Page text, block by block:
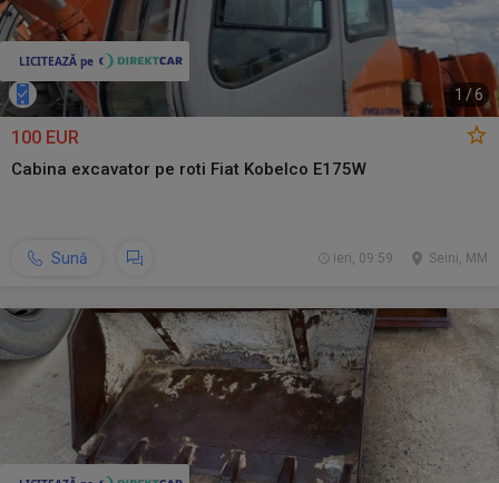
1 /6
100 EUR
Cabina excavator pe roti Fiat Kobelco E175W
Sună Seini, MM
ieri, 09:59